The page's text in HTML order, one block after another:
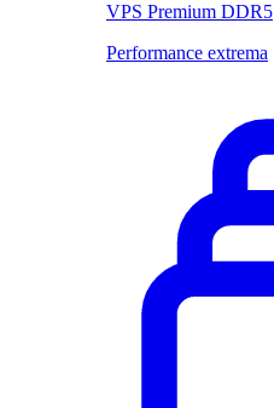
VPS Premium DDR5
Performance extrema